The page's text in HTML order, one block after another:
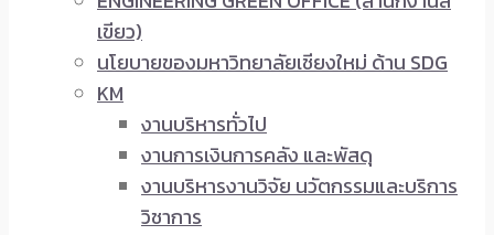
เขียว)
นโยบายของมหาวิทยาลัยเชียงใหม่ ด้าน SDG
KM
งานบริหารทั่วไป
งานการเงินการคลัง และพัสดุ
งานบริหารงานวิจัย นวัตกรรมและบริการ
วิชาการ